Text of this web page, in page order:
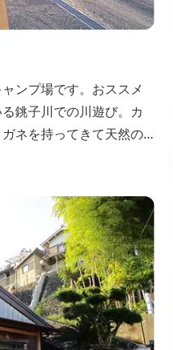
ンプ場です。おススメ
銚子川での川遊び。カ
ネを持ってきて天然の
しんだり、一日中遊び、
の海の幸をふんだんに使
ー。家族で，グループ